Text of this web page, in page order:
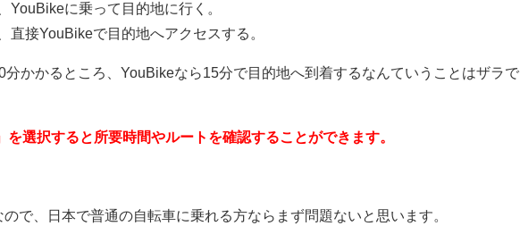
YouBikeに乗って目的地に行く。
直接YouBikeで目的地へアクセスする。
かかるところ、YouBikeなら15分で目的地へ到着するなんていうことはザラで
選択すると所要時間やルートを確認することができます。
で、日本で普通の自転車に乗れる方ならまず問題ないと思います。